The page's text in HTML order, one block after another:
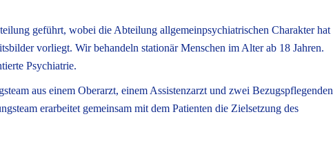
geführt, wobei die Abteilung allgemeinpsychiatrischen Charakter hat
vorliegt. Wir behandeln stationär Menschen im Alter ab 18 Jahren.
Psychiatrie.
aus einem Oberarzt, einem Assistenzarzt und zwei Bezugspflegenden
erarbeitet gemeinsam mit dem Patienten die Zielsetzung des